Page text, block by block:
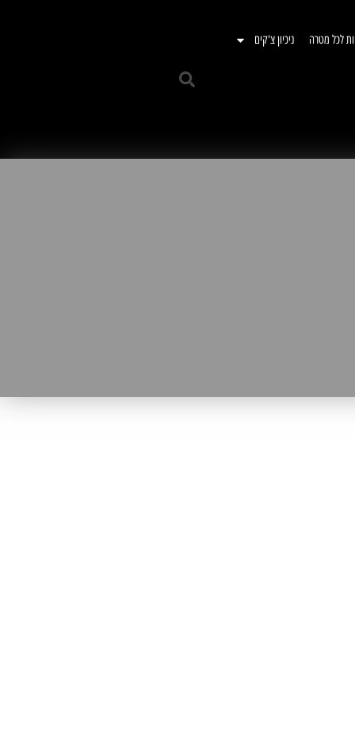
לכל מטרה ניכיון צ'קים